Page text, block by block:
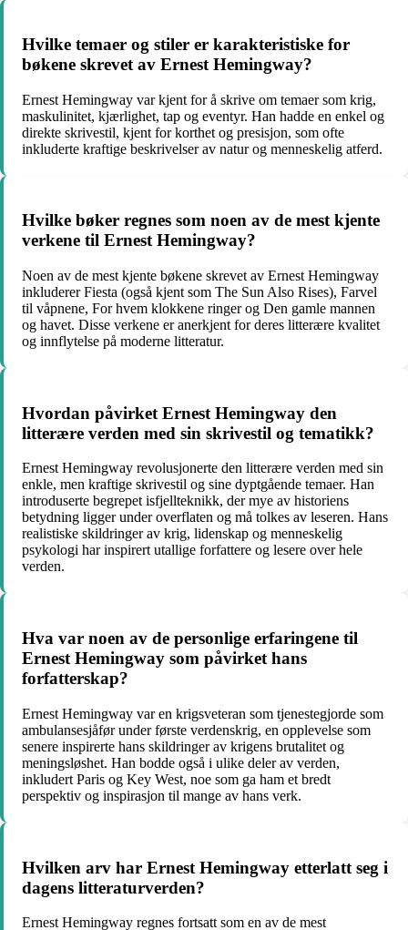
Hvilke temaer og stiler er karakteristiske for
bøkene skrevet av Ernest Hemingway?
Ernest Hemingway var kjent for å skrive om temaer som krig,
maskulinitet, kjærlighet, tap og eventyr. Han hadde en enkel og
direkte skrivestil, kjent for korthet og presisjon, som ofte
inkluderte kraftige beskrivelser av natur og menneskelig atferd.
Hvilke bøker regnes som noen av de mest kjente
verkene til Ernest Hemingway?
Noen av de mest kjente bøkene skrevet av Ernest Hemingway
inkluderer Fiesta (også kjent som The Sun Also Rises), Farvel
til våpnene, For hvem klokkene ringer og Den gamle mannen
og havet. Disse verkene er anerkjent for deres litterære kvalitet
og innflytelse på moderne litteratur.
Hvordan påvirket Ernest Hemingway den
litterære verden med sin skrivestil og tematikk?
Ernest Hemingway revolusjonerte den litterære verden med sin
enkle, men kraftige skrivestil og sine dyptgående temaer. Han
introduserte begrepet isfjellteknikk, der mye av historiens
betydning ligger under overflaten og må tolkes av leseren. Hans
realistiske skildringer av krig, lidenskap og menneskelig
psykologi har inspirert utallige forfattere og lesere over hele
verden.
Hva var noen av de personlige erfaringene til
Ernest Hemingway som påvirket hans
forfatterskap?
Ernest Hemingway var en krigsveteran som tjenestegjorde som
ambulansesjåfør under første verdenskrig, en opplevelse som
senere inspirerte hans skildringer av krigens brutalitet og
meningsløshet. Han bodde også i ulike deler av verden,
inkludert Paris og Key West, noe som ga ham et bredt
perspektiv og inspirasjon til mange av hans verk.
Hvilken arv har Ernest Hemingway etterlatt seg i
dagens litteraturverden?
Ernest Hemingway regnes fortsatt som en av de mest